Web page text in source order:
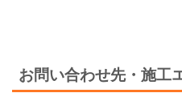
お問い合わせ先・施工